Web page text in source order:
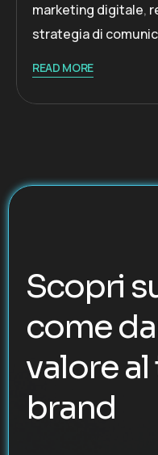
marketing digitale,
strategia di
READ MORE
Scopri
come
valore
brand